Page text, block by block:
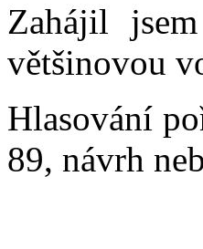
Zahájil
většinovou
Hlasování
89, návrh